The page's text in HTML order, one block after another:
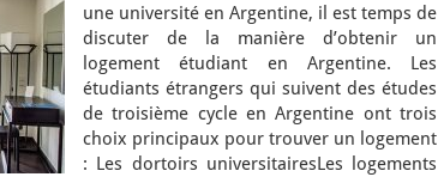
une université en Argentine, il est temps de
discuter de la manière d’obtenir un
logement étudiant en Argentine. Les
étudiants étrangers qui suivent des études
de troisième cycle en Argentine ont trois
choix principaux pour trouver un logement
: Les dortoirs universitairesLes logements